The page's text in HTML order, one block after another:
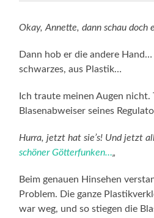
Okay, Annette, dann schau doch
Dann hob er die andere
schwarzes, aus Plastik…
Ich traute meinen Augen
Blasenabweiser seines
Hurra, jetzt hat sie’s! Und jetzt
schöner Götterfunken…„
Beim genauen Hinsehen
Problem. Die ganze
war weg, und so stiegen die